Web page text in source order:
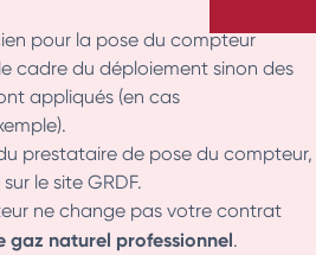
pour la pose du compteur
cadre du déploiement sinon des
appliqués (en cas
prestataire de pose du compteur,
le site GRDF.
ne change pas votre contrat
gaz naturel professionnel.